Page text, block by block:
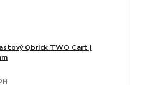
Qbrick TWO Cart |